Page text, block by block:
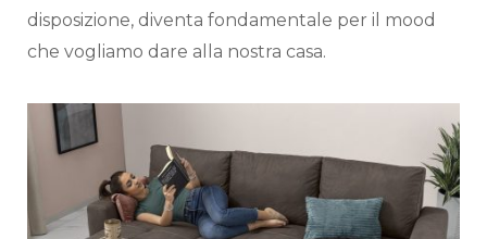
disposizione, diventa fondamentale per il mood
che vogliamo dare alla nostra casa.